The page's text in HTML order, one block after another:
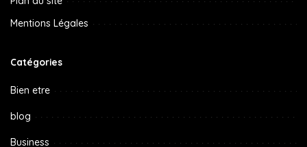
Mentions Légales
Catégories
Bien etre
blog
Business